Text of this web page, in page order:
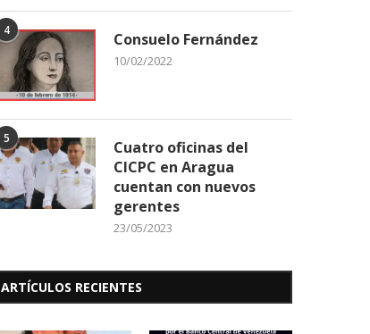
4 Consuelo Fernández
10/02/2022
5
Cuatro oficinas del
CICPC en Aragua
cuentan con nuevos
gerentes
23/05/2023
ARTÍCULOS RECIENTES